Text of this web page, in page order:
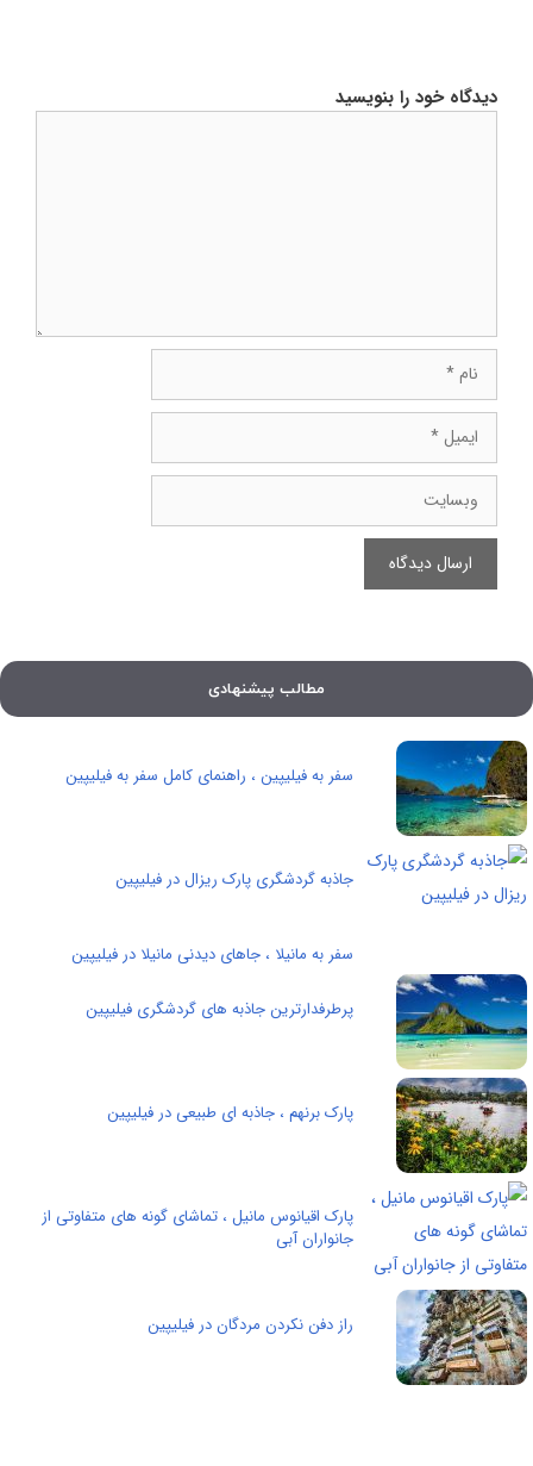
دیدگاه خود را بنویسید
ایمیل
وبسایت
مطالب پیشنهادی
سفر به فیلیپین ، راهنمای کامل سفر به فیلیپین
جاذبه گردشگری پارک ریزال در فیلیپین
سفر به مانیلا ، جاهای دیدنی مانیلا در فیلیپین
پرطرفدارترین جاذبه های گردشگری فیلیپین
پارک برنهم ، جاذبه ای طبیعی در فیلیپین
پارک اقیانوس مانیل ، تماشای گونه های متفاوتی از
جانواران آبی
راز دفن نکردن مردگان در فیلیپین